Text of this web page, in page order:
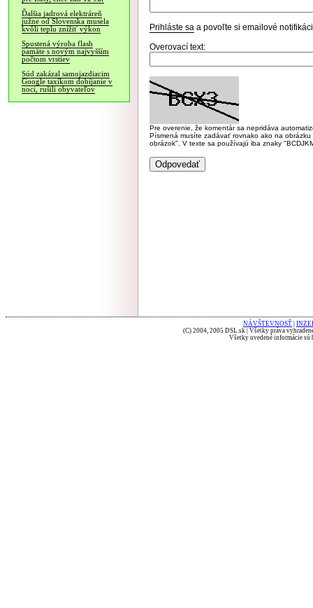
Ďalšia jadrová elektráreň
južne od Slovenska musela
kvôli teplu znížiť výkon
Spustená výroba flash
pamäte s novým najvyšším
počtom vrstiev
Súd zakázal samojazdiacim
Google taxíkom dobíjanie v
noci, rušili obyvateľov
Prihláste sa a povoľte si emailové
Overovací text:
Pre overenie, že komentár sa nepridáva
Písmená musíte zadávať rovnako ako na
obrázok". V texte sa používajú iba znaky
NÁVŠTEVNOSŤ
(C) 2004, 2005 DSL.sk | Všetky práva
Všetky uvedené informácie sú